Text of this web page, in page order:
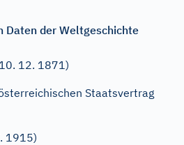
Daten der Weltgeschichte
12. 1871)
Staatsvertrag
1915)